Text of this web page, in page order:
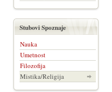
Stubovi Spoznaje
Nauka
Umetnost
Filozofija
Mistika/Religija